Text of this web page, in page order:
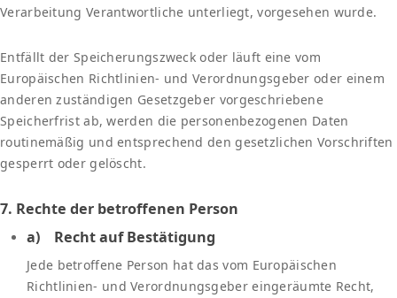
Verarbeitung Verantwortliche unterliegt, vorgesehen wurde.
Entfällt der Speicherungszweck oder läuft eine vom
Europäischen Richtlinien- und Verordnungsgeber oder einem
anderen zuständigen Gesetzgeber vorgeschriebene
Speicherfrist ab, werden die personenbezogenen Daten
routinemäßig und entsprechend den gesetzlichen Vorschriften
gesperrt oder gelöscht.
7. Rechte der betroffenen Person
a) Recht auf Bestätigung
Jede betroffene Person hat das vom Europäischen
Richtlinien- und Verordnungsgeber eingeräumte Recht,